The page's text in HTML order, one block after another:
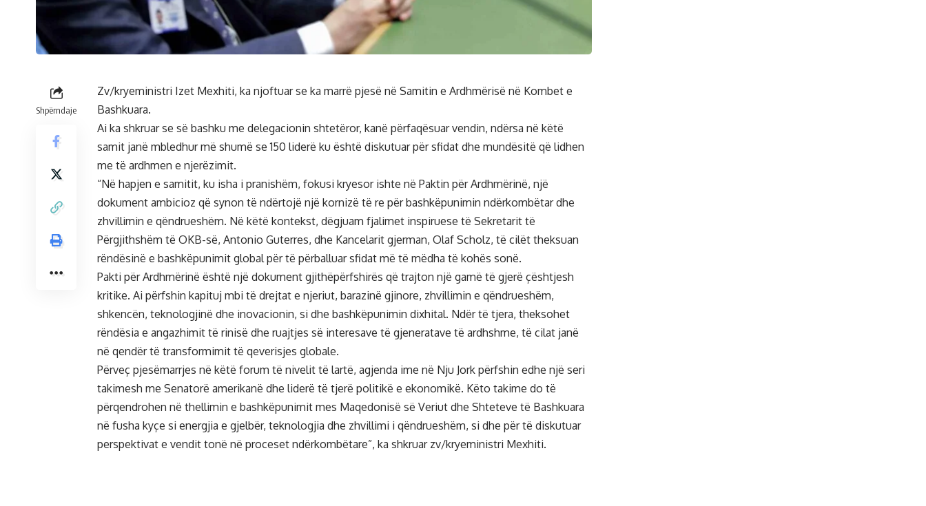
Shpërndaje
Zv/kryeministri Izet Mexhiti, ka njoftuar se ka marrë pjesë në Samitin e Ardhmërisë në Kombet e
Bashkuara.
Ai ka shkruar se së bashku me delegacionin shtetëror, kanë përfaqësuar vendin, ndërsa në këtë
samit janë mbledhur më shumë se 150 liderë ku është diskutuar për sfidat dhe mundësitë që lidhen
me të ardhmen e njerëzimit.
“Në hapjen e samitit, ku isha i pranishëm, fokusi kryesor ishte në Paktin për Ardhmërinë, një
dokument ambicioz që synon të ndërtojë një kornizë të re për bashkëpunimin ndërkombëtar dhe
zhvillimin e qëndrueshëm. Në këtë kontekst, dëgjuam fjalimet inspiruese të Sekretarit të
Përgjithshëm të OKB-së, Antonio Guterres, dhe Kancelarit gjerman, Olaf Scholz, të cilët theksuan
rëndësinë e bashkëpunimit global për të përballuar sfidat më të mëdha të kohës sonë.
Pakti për Ardhmërinë është një dokument gjithëpërfshirës që trajton një gamë të gjerë çështjesh
kritike. Ai përfshin kapituj mbi të drejtat e njeriut, barazinë gjinore, zhvillimin e qëndrueshëm,
shkencën, teknologjinë dhe inovacionin, si dhe bashkëpunimin dixhital. Ndër të tjera, theksohet
rëndësia e angazhimit të rinisë dhe ruajtjes së interesave të gjeneratave të ardhshme, të cilat janë
në qendër të transformimit të qeverisjes globale.
Përveç pjesëmarrjes në këtë forum të nivelit të lartë, agjenda ime në Nju Jork përfshin edhe një seri
takimesh me Senatorë amerikanë dhe liderë të tjerë politikë e ekonomikë. Këto takime do të
përqendrohen në thellimin e bashkëpunimit mes Maqedonisë së Veriut dhe Shteteve të Bashkuara
në fusha kyçe si energjia e gjelbër, teknologjia dhe zhvillimi i qëndrueshëm, si dhe për të diskutuar
perspektivat e vendit tonë në proceset ndërkombëtare”, ka shkruar zv/kryeministri Mexhiti.